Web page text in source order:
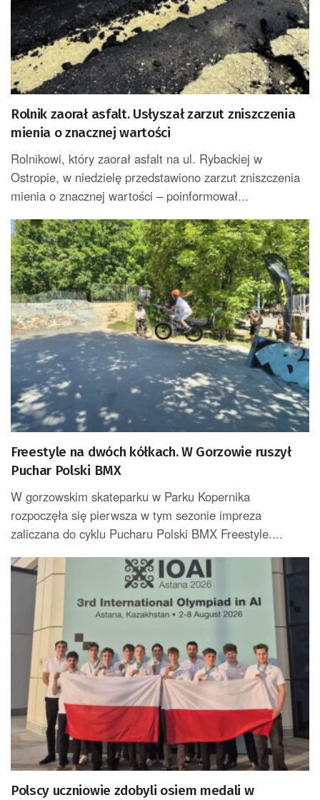
Rolnik zaorał asfalt. Usłyszał zarzut zniszczenia
mienia o znacznej wartości
Rolnikowi, który zaorał asfalt na ul. Rybackiej w
Ostropie, w niedzielę przedstawiono zarzut zniszczenia
mienia o znacznej wartości – poinformował...
Freestyle na dwóch kółkach. W Gorzowie ruszył
Puchar Polski BMX
W gorzowskim skateparku w Parku Kopernika
rozpoczęła się pierwsza w tym sezonie impreza
zaliczana do cyklu Pucharu Polski BMX Freestyle....
Polscy uczniowie zdobyli osiem medali w